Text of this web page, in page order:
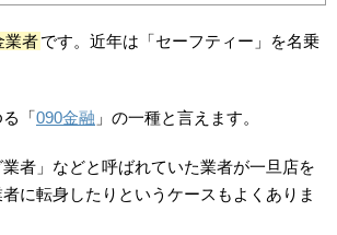
業者です。近年は「セーフティー」を名乗
「090金融 」の一種と言えます。
者」などと呼ばれていた業者が一旦店を
に転身したりというケースもよくありま